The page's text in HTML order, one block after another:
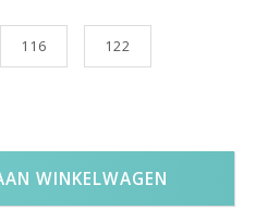
116 122
WINKELWAGEN